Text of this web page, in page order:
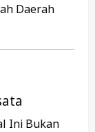
Daerah
Ini Bukan